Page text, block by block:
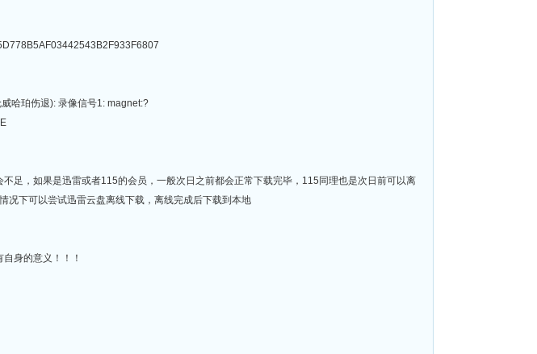
哈珀伤退): 录像信号1: magnet:?
足，如果是迅雷或者115的会员，一般次日之前都会正常下载完毕，115同理也是次日前可以离
况下可以尝试迅雷云盘离线下载，离线完成后下载到本地
身的意义！！！